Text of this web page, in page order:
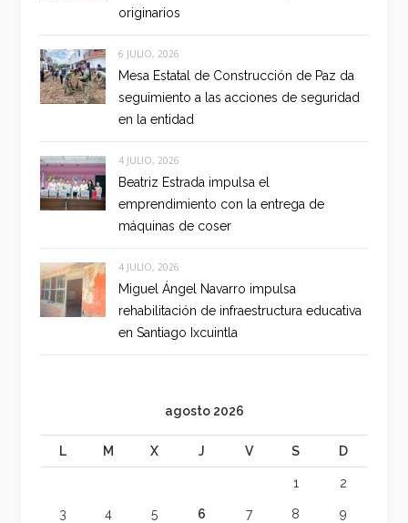
originarios
6 JULIO, 2026
Mesa Estatal de Construcción de Paz da
seguimiento a las acciones de seguridad
en la entidad
4 JULIO, 2026
Beatriz Estrada impulsa el
emprendimiento con la entrega de
máquinas de coser
4 JULIO, 2026
Miguel Ángel Navarro impulsa
rehabilitación de infraestructura educativa
en Santiago Ixcuintla
agosto 2026
L M X J V S D
1 2
3 4 5 6 7 8 9